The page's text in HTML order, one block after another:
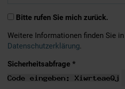
Bitte rufen Sie mich zurück.
Weitere Informationen finden Sie
Datenschutzerklärung.
Sicherheitsabfrage *